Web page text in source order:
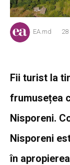
EA.md 28
Fii turist la
frumusețea
Nisporeni.
Nisporeni
în